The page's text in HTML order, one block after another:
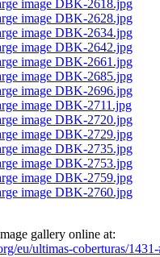
gallery online at:
eu/ultimas-coberturas/